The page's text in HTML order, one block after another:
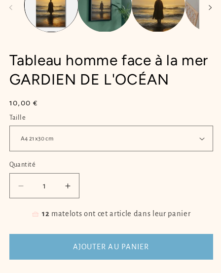
Tableau homme face à la mer
GARDIEN DE L'OCÉAN
Prix
habituel
10,00 €
Taille
Quantité
Quantité
Réduire
la
quantité
Tableau
face
Augmenter
la
quantité
Tableau
homme
face
🧺 12 matelots ont cet article dans leur panier
AJOUTER AU PANIER